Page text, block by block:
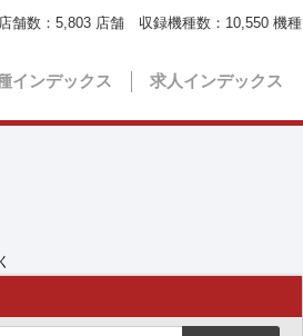
インデックス 求人インデックス
舗数： 5,803 店舗 収録機種数： 10,550 機種